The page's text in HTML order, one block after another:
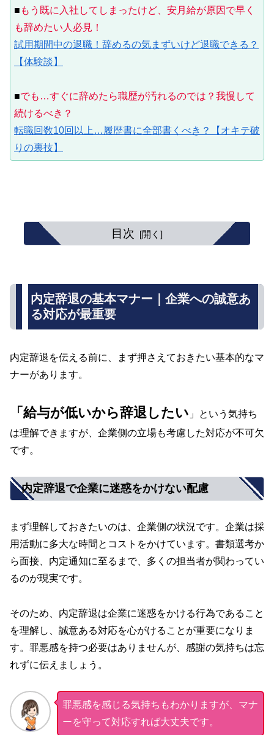
■ もう既に入社してしまったけど、安月給が原因で早く
も辞めたい人必見！
試用期間中の退職！辞めるの気まずいけど退職できる？
【体験談】
■でも…すぐに辞めたら職歴が汚れるのでは？我慢して
続けるべき？
転職回数10回以上…履歴書に全部書くべき？【オキテ破
りの裏技】
目次
内定辞退の基本マナー｜企業への誠意あ
る対応が最重要
内定辞退を伝える前に、まず押さえておきたい基本的なマ
ナーがあります。
「給与が低いから辞退したい 」という気持ち
は理解できますが、企業側の立場も考慮した対応が不可欠
です。
内定辞退で企業に迷惑をかけない配慮
まず理解しておきたいのは、企業側の状況です。企業は採
用活動に多大な時間とコストをかけています。書類選考か
ら面接、内定通知に至るまで、多くの担当者が関わってい
るのが現実です。
そのため、内定辞退は企業に迷惑をかける行為であること
を理解し、誠意ある対応を心がけることが重要になりま
す。罪悪感を持つ必要はありませんが、感謝の気持ちは忘
れずに伝えましょう。
罪悪感を感じる気持ちもわかりますが、マナ
ーを守って対応すれば大丈夫です。